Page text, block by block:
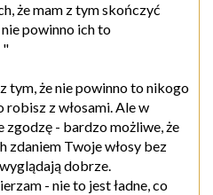
że mam z tym skończyć
powinno ich to
"
tym, że nie powinno to nikogo
robisz z włosami. Ale w
zgodzę - bardzo możliwe, że
zdaniem Twoje włosy bez
dobrze.
- nie to jest ładne, co